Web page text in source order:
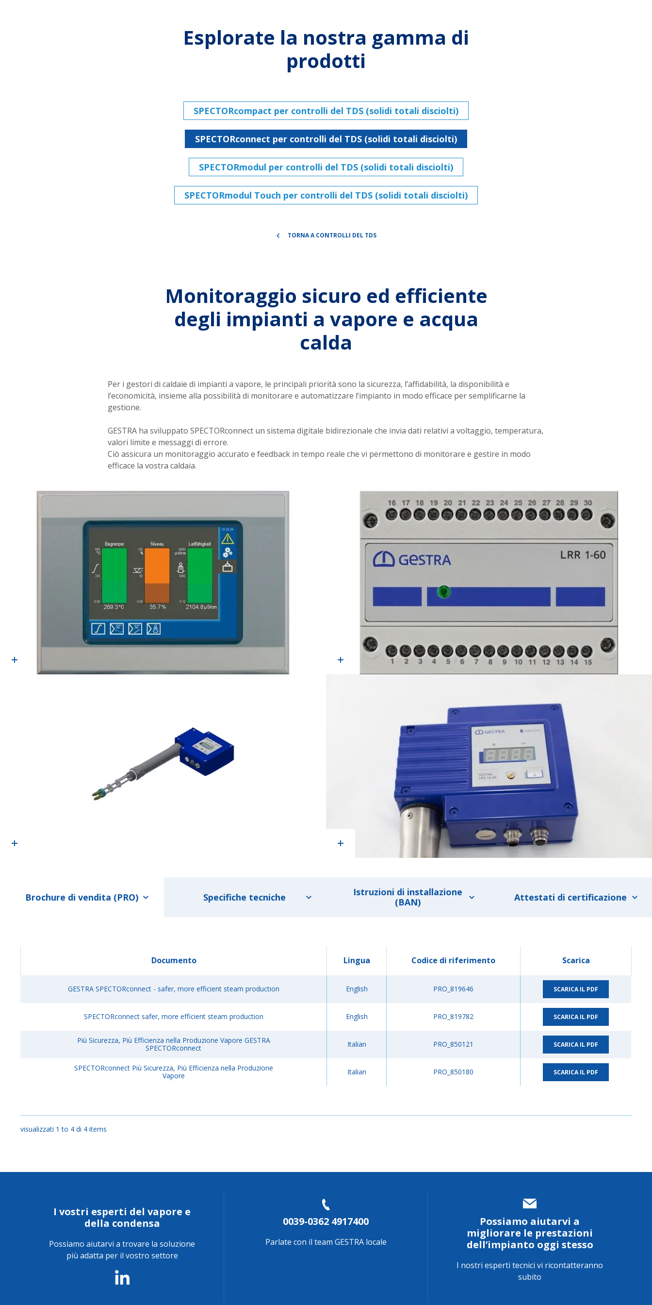
Esplorate la nostra gamma di
prodotti
SPECTORcompact per controlli del TDS (solidi totali disciolti)
SPECTORconnect per controlli del TDS (solidi totali disciolti)
SPECTORmodul per controlli del TDS (solidi totali disciolti)
SPECTORmodul Touch per controlli del TDS (solidi totali disciolti)
TORNA A CONTROLLI DEL TDS
Monitoraggio sicuro ed efficiente
degli impianti a vapore e acqua
calda
Per i gestori di caldaie di impianti a vapore, le principali priorità sono la sicurezza, l’affidabilità, la disponibilità e
l’economicità, insieme alla possibilità di monitorare e automatizzare l’impianto in modo efficace per semplificarne la
gestione.
GESTRA ha sviluppato SPECTORconnect un sistema digitale bidirezionale che invia dati relativi a voltaggio, temperatura,
valori limite e messaggi di errore.
Ciò assicura un monitoraggio accurato e feedback in tempo reale che vi permettono di monitorare e gestire in modo
efficace la vostra caldaia.
Brochure di vendita (PRO) Specifiche tecniche
Istruzioni di installazione
(BAN)
Attestati di certificazione
Documento Lingua Codice di riferimento Scarica
GESTRA SPECTORconnect - safer, more efficient steam production English PRO_819646 SCARICA IL PDF
SPECTORconnect safer, more efficient steam production English PRO_819782 SCARICA IL PDF
Più Sicurezza, Più Efficienza nella Produzione Vapore GESTRA
SPECTORconnect
Italian PRO_850121 SCARICA IL PDF
SPECTORconnect Più Sicurezza, Più Efficienza nella Produzione
Vapore
Italian PRO_850180 SCARICA IL PDF
visualizzati 1 to 4 di 4 items
I vostri esperti del vapore e
della condensa
Possiamo aiutarvi a trovare la soluzione
più adatta per il vostro settore
0039-0362 4917400
Parlate con il team GESTRA locale
Possiamo aiutarvi a
migliorare le prestazioni
dell’impianto oggi stesso
I nostri esperti tecnici vi ricontatteranno
subito